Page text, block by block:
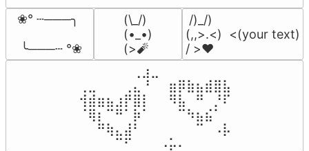
❀° ┄───╮
╰───┄ °❀
(\_/)
(•_•)
(>🧨
/)_/)
(,,>.<)  <(your text)
/ >❤️
⠀⠀⠀⠀⠀⠀⢀⣰⣀⠀⠀⠀⠀⠀⠀⠀⠀
⢀⣀⠀⠀⠀⢀⣄⠘⠀⠀⣶⡿⣷⣦⣾⣿⣧
⢺⣾⣶⣦⣰⡟⣿⡇⠀⠀⠻⣧⠀⠛⠀⡘⠏
⠈⢿⡆⠉⠛⠁⡷⠁⠀⠀⠀⠉⠳⣦⣮⠁⠀
⠀⠀⠛⢷⣄⣼⠃⠀⠀⠀⠀⠀⠀⠉⠀⠠⡧
⠀⠀⠀⠀⠉⠋⠀⠀⠀⠠⡥⠄⠀⠀⠀⠀⠀